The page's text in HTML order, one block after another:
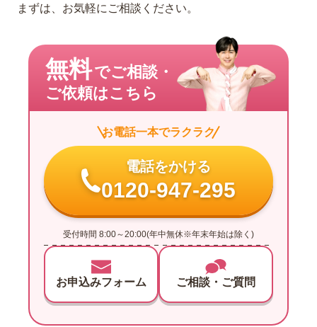
まずは、お気軽にご相談ください。
無料でご相談・
ご依頼はこちら
お電話一本でラクラク
電話をかける
0120-947-295
受付時間 8:00～20:00(年中無休※年末年始は除く)
お申込みフォーム ご相談・ご質問